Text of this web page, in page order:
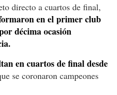
directo a cuartos de final,
en el primer club
décima ocasión
en cuartos de final desde
se coronaron campeones